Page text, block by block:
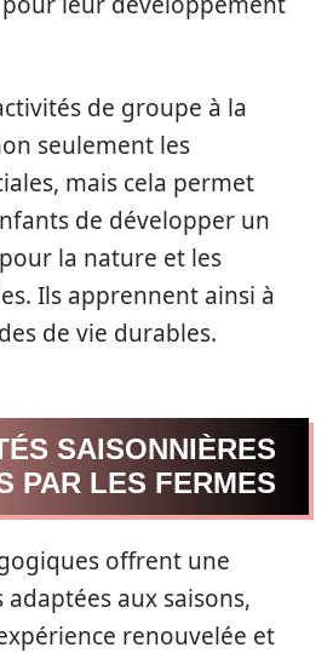
de groupe à la
seulement les
mais cela permet
de développer un
la nature et les
Ils apprennent ainsi à
de vie durables.
SAISONNIÈRES
PAR LES FERMES
offrent une
adaptées aux saisons,
renouvelée et